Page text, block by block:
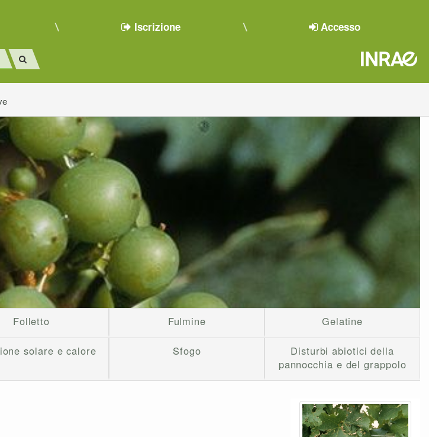
Iscrizione Accesso
Folletto Fulmine Gelatine
solare e calore Sfogo
Disturbi abiotici della
pannocchia e del grappolo